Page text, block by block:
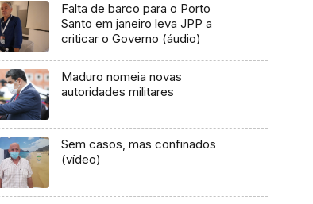
Falta de barco para o Porto
Santo em janeiro leva JPP a
criticar o Governo (áudio)
Maduro nomeia novas
autoridades militares
Sem casos, mas confinados
(vídeo)